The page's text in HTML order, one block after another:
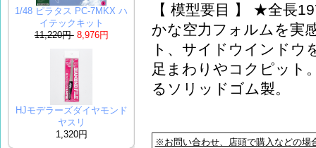
1/48 ピラタス PC-7MKX ハ
イテックキット
11,220円 8,976円
HJモデラーズダイヤモンド
ヤスリ
1,320円
【 模型要目 】 ★全長
かな空力フォルムを実
ト、サイドウインドウ
足まわりやコクピット
るソリッドゴム製。
※お問い合わせ、店頭で購入などの場